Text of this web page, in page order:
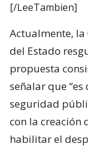
[/LeeTambien]
Actualmente, la
del Estado
propuesta
señalar que
seguridad
con la creación
habilitar el